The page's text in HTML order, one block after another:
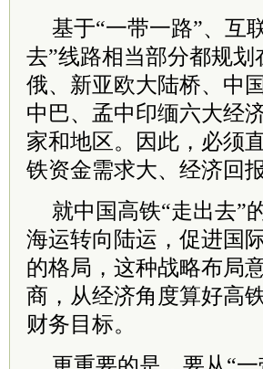
基于“一带一路”、互
去”线路相当部分都规
俄、新亚欧大陆桥、
中巴、孟中印缅六大经
家和地区。因此，必须
铁资金需求大、经济回
就中国高铁“走出去”
海运转向陆运，促进国
的格局，这种战略布局
商，从经济角度算好高
财务目标。